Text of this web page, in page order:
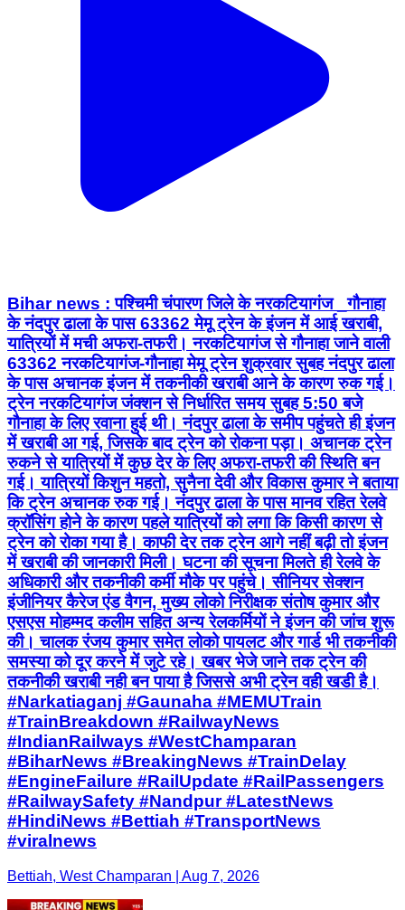
Bihar news : पश्चिमी चंपारण जिले के नरकटियागंज _गौनाहा
के नंदपुर ढाला के पास 63362 मेमू ट्रेन के इंजन में आई खराबी,
यात्रियों में मची अफरा-तफरी। नरकटियागंज से गौनाहा जाने वाली
63362 नरकटियागंज-गौनाहा मेमू ट्रेन शुक्रवार सुबह नंदपुर ढाला
के पास अचानक इंजन में तकनीकी खराबी आने के कारण रुक गई।
ट्रेन नरकटियागंज जंक्शन से निर्धारित समय सुबह 5:50 बजे
गौनाहा के लिए रवाना हुई थी। नंदपुर ढाला के समीप पहुंचते ही इंजन
में खराबी आ गई, जिसके बाद ट्रेन को रोकना पड़ा। अचानक ट्रेन
रुकने से यात्रियों में कुछ देर के लिए अफरा-तफरी की स्थिति बन
गई। यात्रियों किशुन महतो, सुनैना देवी और विकास कुमार ने बताया
कि ट्रेन अचानक रुक गई। नंदपुर ढाला के पास मानव रहित रेलवे
क्रॉसिंग होने के कारण पहले यात्रियों को लगा कि किसी कारण से
ट्रेन को रोका गया है। काफी देर तक ट्रेन आगे नहीं बढ़ी तो इंजन
में खराबी की जानकारी मिली। घटना की सूचना मिलते ही रेलवे के
अधिकारी और तकनीकी कर्मी मौके पर पहुंचे। सीनियर सेक्शन
इंजीनियर कैरेज एंड वैगन, मुख्य लोको निरीक्षक संतोष कुमार और
एसएस मोहम्मद कलीम सहित अन्य रेलकर्मियों ने इंजन की जांच शुरू
की। चालक रंजय कुमार समेत लोको पायलट और गार्ड भी तकनीकी
समस्या को दूर करने में जुटे रहे। खबर भेजे जाने तक ट्रेन की
तकनीकी खराबी नही बन पाया है जिससे अभी ट्रेन वही खडी है।
#Narkatiaganj #Gaunaha #MEMUTrain
#TrainBreakdown #RailwayNews
#IndianRailways #WestChamparan
#BiharNews #BreakingNews #TrainDelay
#EngineFailure #RailUpdate #RailPassengers
#RailwaySafety #Nandpur #LatestNews
#HindiNews #Bettiah #TransportNews
#viralnews
Bettiah, West Champaran | Aug 7, 2026